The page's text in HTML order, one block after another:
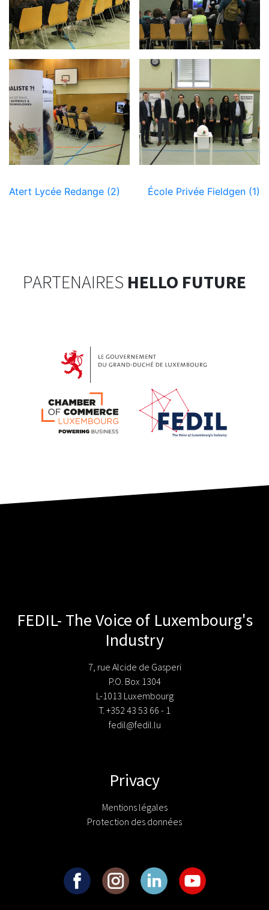
Navigation
Atert Lycée Redange (2) École Privée Fieldgen (1)
PARTENAIRES HELLO FUTURE
FEDIL- The Voice of Luxembourg's
Industry
7, rue Alcide de Gasperi
P.O. Box 1304
L-1013 Luxembourg
T. +352 43 53 66 - 1
fedil@fedil.lu
Privacy
Mentions légales
Protection des données